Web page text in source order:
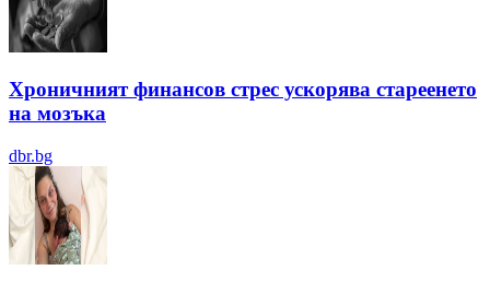
Хроничният финансов стрес ускорява стареенето
на мозъка
dbr.bg